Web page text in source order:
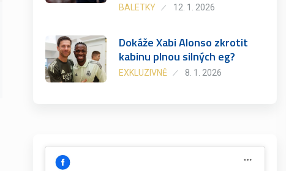
BALETKY 12. 1. 2026
Dokáže Xabi Alonso zkrotit
kabinu plnou silných eg?
EXKLUZIVNĚ 8. 1. 2026